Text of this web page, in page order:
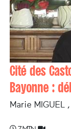
Cité des
Bayonne :
Marie MIGUEL